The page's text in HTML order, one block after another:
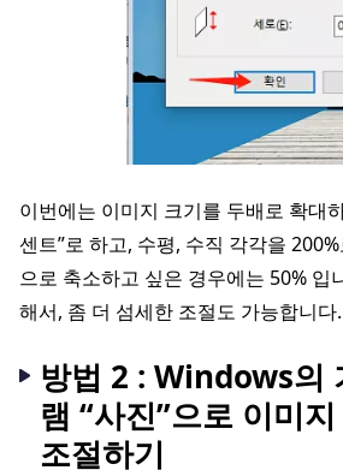
이번에는 이미지 크기를 두배로 확대
센트”로 하고, 수평, 수직 각각을
으로 축소하고 싶은 경우에는 50% 입
해서, 좀 더 섬세한 조절도 가능합니다.
방법 2 : Windows의
램 “사진”으로 이미
조절하기